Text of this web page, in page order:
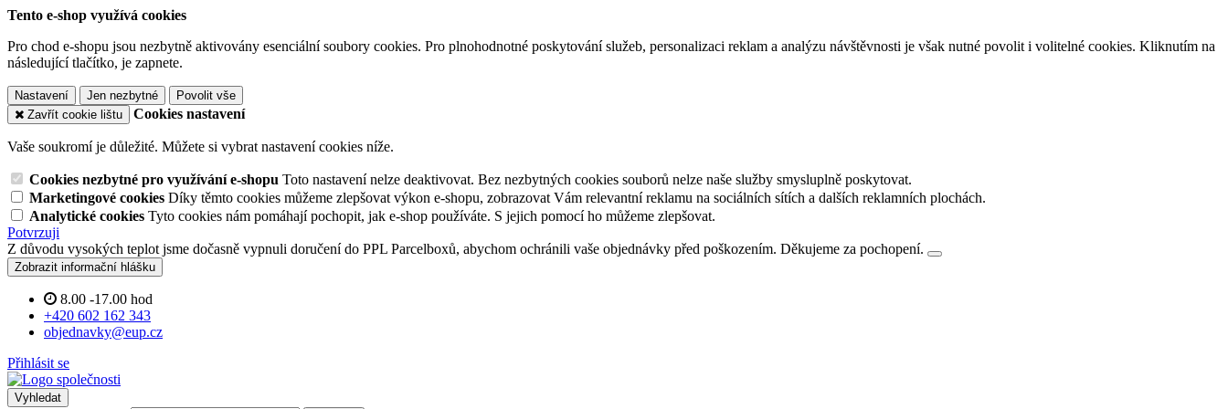
Tento e-shop využívá cookies
Pro chod e-shopu jsou nezbytně aktivovány esenciální soubory cookies. Pro plnohodnotné poskytování služeb, personalizaci reklam a analýzu návštěvnosti je však nutné povolit i volitelné cookies. Kliknutím na
následující tlačítko, je zapnete.
Nastavení Jen nezbytné
Povolit vše
Zavřít cookie lištu
Cookies nastavení
Vaše soukromí je důležité. Můžete si vybrat nastavení cookies níže.
Cookies nezbytné pro využívání e-shopu Toto nastavení nelze deaktivovat. Bez nezbytných cookies souborů nelze naše služby smysluplně poskytovat.
Marketingové cookies Díky těmto cookies můžeme zlepšovat výkon e-shopu, zobrazovat Vám relevantní reklamu na sociálních sítích a dalších reklamních plochách.
Analytické cookies Tyto cookies nám pomáhají pochopit, jak e-shop používáte. S jejich pomocí ho můžeme zlepšovat.
Potvrzuji
Z důvodu vysokých teplot jsme dočasně vypnuli doručení do PPL Parcelboxů, abychom ochránili vaše objednávky před poškozením. Děkujeme za pochopení.
Zobrazit informační hlášku
8.00 -17.00 hod
+420 602 162 343
objednavky@eup.cz
Přihlásit se
Vyhledat